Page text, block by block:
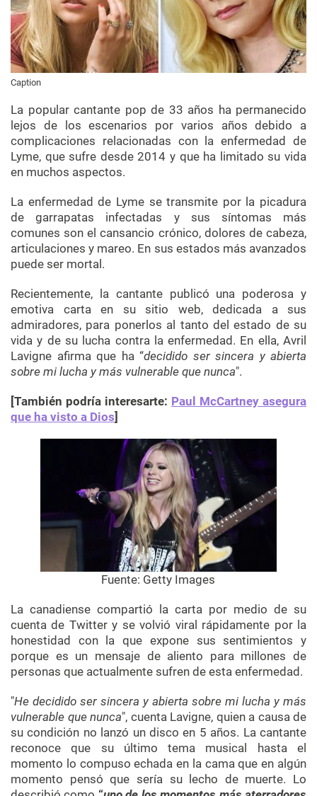
Caption
La popular cantante pop de 33 años ha permanecido
lejos de los escenarios por varios años debido a
complicaciones relacionadas con la enfermedad de
Lyme, que sufre desde 2014 y que ha limitado su vida
en muchos aspectos.
La enfermedad de Lyme se transmite por la picadura
de garrapatas infectadas y sus síntomas más
comunes son el cansancio crónico, dolores de cabeza,
articulaciones y mareo. En sus estados más avanzados
puede ser mortal.
Recientemente, la cantante publicó una poderosa y
emotiva carta en su sitio web, dedicada a sus
admiradores, para ponerlos al tanto del estado de su
vida y de su lucha contra la enfermedad. En ella, Avril
Lavigne afirma que ha “decidido ser sincera y abierta
sobre mi lucha y más vulnerable que nunca".
[También podría interesarte: Paul McCartney asegura
que ha visto a Dios]
Fuente: Getty Images
La canadiense compartió la carta por medio de su
cuenta de Twitter y se volvió viral rápidamente por la
honestidad con la que expone sus sentimientos y
porque es un mensaje de aliento para millones de
personas que actualmente sufren de esta enfermedad.
"He decidido ser sincera y abierta sobre mi lucha y más
vulnerable que nunca", cuenta Lavigne, quien a causa de
su condición no lanzó un disco en 5 años. La cantante
reconoce que su último tema musical hasta el
momento lo compuso echada en la cama que en algún
momento pensó que sería su lecho de muerte. Lo